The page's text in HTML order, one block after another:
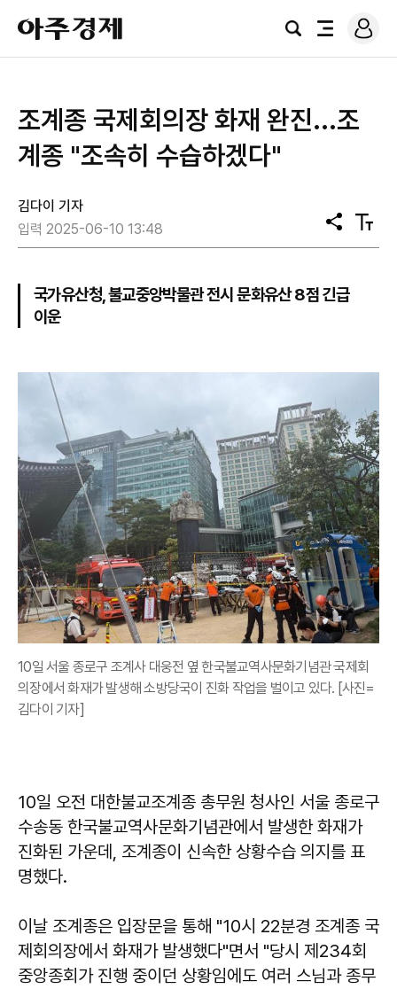
아
주
경
검
전
로
그
조계종 국제회의장 화재 완진...조
계종 "조속히 수습하겠다"
김다이 기자
입력 2025-06-10 13:48
공
유
텍
스
국가유산청, 불교중앙박물관 전시 문화유산 8점 긴급
이운
10일 서울 종로구 조계사 대웅전 옆 한국불교역사문화기념관 국제회
의장에서 화재가 발생해 소방당국이 진화 작업을 벌이고 있다. [사진=
김다이 기자]
10일 오전 대한불교조계종 총무원 청사인 서울 종로구
수송동 한국불교역사문화기념관에서 발생한 화재가
진화된 가운데, 조계종이 신속한 상황수습 의지를 표
명했다.
이날 조계종은 입장문을 통해 "10시 22분경 조계종 국
제회의장에서 화재가 발생했다"면서 "당시 제234회
중앙종회가 진행 중이던 상황임에도 여러 스님과 종무